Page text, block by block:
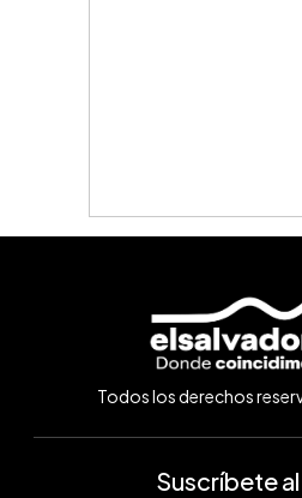
Todos los derechos
Suscríbete